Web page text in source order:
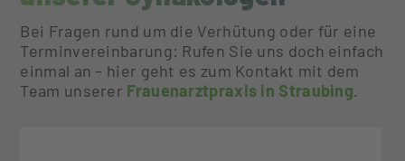
Bei Fragen rund um die Verhütung oder für eine
Terminvereinbarung: Rufen Sie uns doch einfach
einmal an – hier geht es zum Kontakt mit dem
Team unserer Frauenarztpraxis in Straubing.